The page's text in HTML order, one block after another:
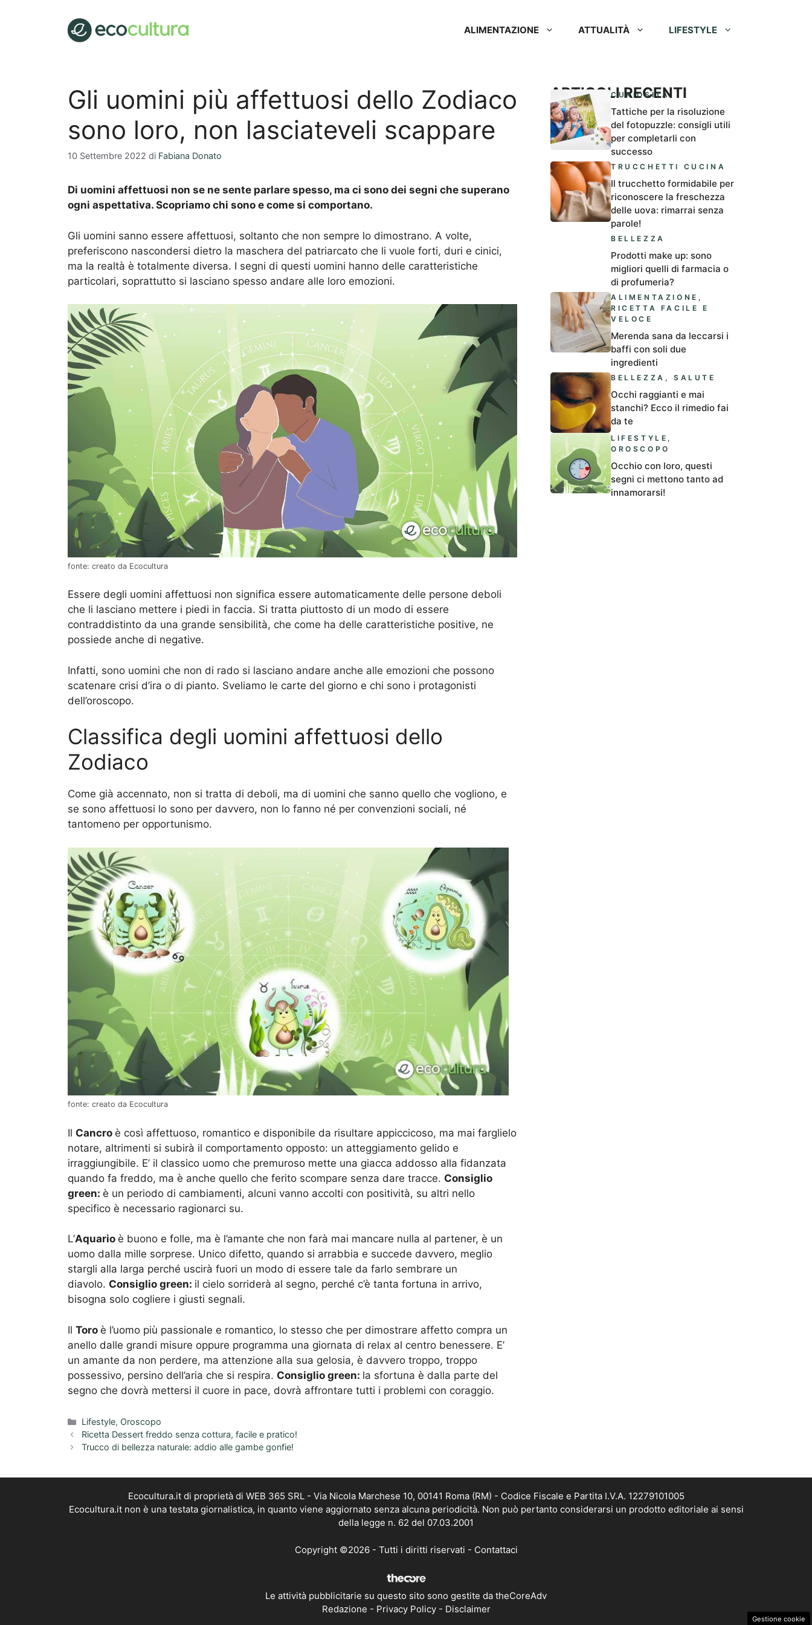
ALIMENTAZIONE ATTUALITÀ LIFESTYLE
Gli uomini più affettuosi dello Zodiaco
sono loro, non lasciateveli scappare
10 Settembre 2022 di Fabiana Donato
Di uomini affettuosi non se ne sente parlare spesso, ma ci sono dei segni che superano
ogni aspettativa. Scopriamo chi sono e come si comportano.
Gli uomini sanno essere affettuosi, soltanto che non sempre lo dimostrano. A volte,
preferiscono nascondersi dietro la maschera del patriarcato che li vuole forti, duri e cinici,
ma la realtà è totalmente diversa. I segni di questi uomini hanno delle caratteristiche
particolari, soprattutto si lasciano spesso andare alle loro emozioni.
fonte: creato da Ecocultura
Essere degli uomini affettuosi non significa essere automaticamente delle persone deboli
che li lasciano mettere i piedi in faccia. Si tratta piuttosto di un modo di essere
contraddistinto da una grande sensibilità, che come ha delle caratteristiche positive, ne
possiede anche di negative.
Infatti, sono uomini che non di rado si lasciano andare anche alle emozioni che possono
scatenare crisi d’ira o di pianto. Sveliamo le carte del giorno e chi sono i protagonisti
dell’oroscopo.
Classifica degli uomini affettuosi dello
Zodiaco
Come già accennato, non si tratta di deboli, ma di uomini che sanno quello che vogliono, e
se sono affettuosi lo sono per davvero, non lo fanno né per convenzioni sociali, né
tantomeno per opportunismo.
fonte: creato da Ecocultura
Il Cancro è così affettuoso, romantico e disponibile da risultare appiccicoso, ma mai farglielo
notare, altrimenti si subirà il comportamento opposto: un atteggiamento gelido e
irraggiungibile. E’ il classico uomo che premuroso mette una giacca addosso alla fidanzata
quando fa freddo, ma è anche quello che ferito scompare senza dare tracce. Consiglio
green: è un periodo di cambiamenti, alcuni vanno accolti con positività, su altri nello
specifico è necessario ragionarci su.
L’Aquario è buono e folle, ma è l’amante che non farà mai mancare nulla al partener, è un
uomo dalla mille sorprese. Unico difetto, quando si arrabbia e succede davvero, meglio
stargli alla larga perché uscirà fuori un modo di essere tale da farlo sembrare un
diavolo. Consiglio green: il cielo sorriderà al segno, perché c’è tanta fortuna in arrivo,
bisogna solo cogliere i giusti segnali.
Il Toro è l’uomo più passionale e romantico, lo stesso che per dimostrare affetto compra un
anello dalle grandi misure oppure programma una giornata di relax al centro benessere. E’
un amante da non perdere, ma attenzione alla sua gelosia, è davvero troppo, troppo
possessivo, persino dell’aria che si respira. Consiglio green: la sfortuna è dalla parte del
segno che dovrà mettersi il cuore in pace, dovrà affrontare tutti i problemi con coraggio.
Categorie
Lifestyle, Oroscopo
Ricetta Dessert freddo senza cottura, facile e pratico!
Trucco di bellezza naturale: addio alle gambe gonfie!
ARTICOLI RECENTI
CURIOSITÀ
Tattiche per la risoluzione
del fotopuzzle: consigli utili
per completarli con
successo
TRUCCHETTI CUCINA
Il trucchetto formidabile per
riconoscere la freschezza
delle uova: rimarrai senza
parole!
BELLEZZA
Prodotti make up: sono
migliori quelli di farmacia o
di profumeria?
ALIMENTAZIONE ,
RICETTA FACILE E
VELOCE
Merenda sana da leccarsi i
baffi con soli due
ingredienti
BELLEZZA ,SALUTE
Occhi raggianti e mai
stanchi? Ecco il rimedio fai
da te
LIFESTYLE ,
OROSCOPO
Occhio con loro, questi
segni ci mettono tanto ad
innamorarsi!
Ecocultura.it di proprietà di WEB 365 SRL - Via Nicola Marchese 10, 00141 Roma (RM) - Codice Fiscale e Partita I.V.A. 12279101005
Ecocultura.it non è una testata giornalistica, in quanto viene aggiornato senza alcuna periodicità. Non può pertanto considerarsi un prodotto editoriale ai sensi
della legge n. 62 del 07.03.2001
Copyright ©2026 - Tutti i diritti riservati - Contattaci
Le attività pubblicitarie su questo sito sono gestite da theCoreAdv
Redazione - Privacy Policy- Disclaimer
Gestione cookie